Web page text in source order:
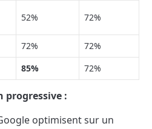
52% 72%
72%
72%
85% 72%
progressive :
optimisent sur un